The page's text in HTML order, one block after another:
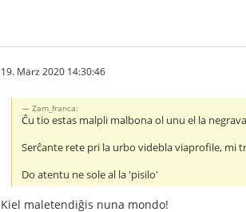
19. März 2020 14:30:46
Zam_franca:
Ĉu tio estas malpli malbona ol unu el la
Serĉante rete pri la urbo videbla viaprofile, mi
Do atentu ne sole al la 'pisilo'
Kiel maletendiĝis nuna mondo!